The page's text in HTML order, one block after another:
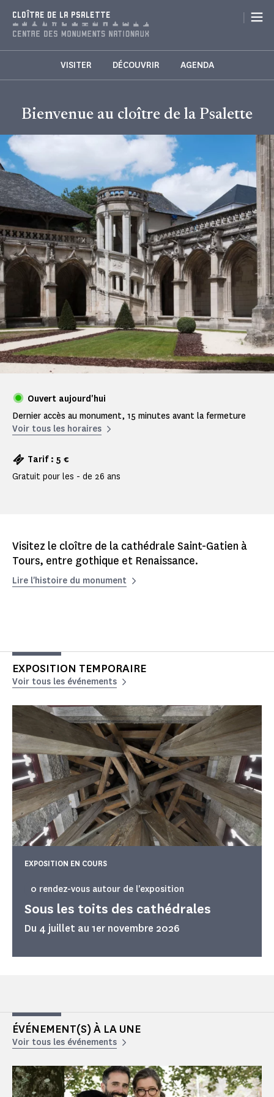
CLOÎTRE DE LA PSALETTE |
VISITER DÉCOUVRIR AGENDA
Bienvenue au cloître de la Psalette
Ouvert aujourd'hui
Dernier accès au monument, 15 minutes avant la fermeture
Voir tous les horaires
Tarif : 5 €
Gratuit pour les - de 26 ans
Visitez le cloître de la cathédrale Saint-Gatien à
Tours, entre gothique et Renaissance.
Lire l'histoire du monument
EXPOSITION TEMPORAIRE
Voir tous les événements
Sous les toits des cathédrales
0 rendez-vous autour de l'exposition
Du 4 juillet au 1er novembre 2026
EXPOSITION EN COURS
ÉVÉNEMENT(S) À LA UNE
Voir tous les événements